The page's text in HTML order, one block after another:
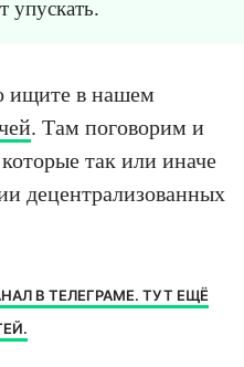
упускать.
ищите в нашем
. Там поговорим и
так или иначе
децентрализованных
В ТЕЛЕГРАМЕ. ТУТ ЕЩЁ